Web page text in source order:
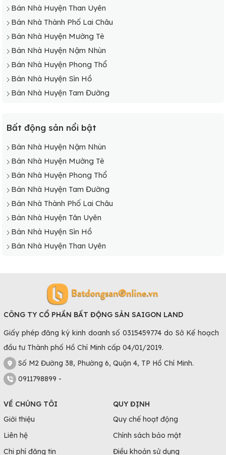
Bán Nhà Huyện Than Uyên
Bán Nhà Thành Phố Lai Châu
Bán Nhà Huyện Mường Tè
Bán Nhà Huyện Nậm Nhùn
Bán Nhà Huyện Phong Thổ
Bán Nhà Huyện Sìn Hồ
Bán Nhà Huyện Tam Đường
Bất động sản nổi bật
Bán Nhà Huyện Nậm Nhùn
Bán Nhà Huyện Mường Tè
Bán Nhà Huyện Phong Thổ
Bán Nhà Huyện Tam Đường
Bán Nhà Thành Phố Lai Châu
Bán Nhà Huyện Tân Uyên
Bán Nhà Huyện Sìn Hồ
Bán Nhà Huyện Than Uyên
CÔNG TY CỔ PHẦN BẤT ĐỘNG SẢN SAIGON LAND
Giấy phép đăng ký kinh doanh số 0315459774 do Sở Kế hoạch
đầu tư Thành phố Hồ Chí Minh cấp 04/01/2019.
Số M2 Đường 38, Phường 6, Quận 4, TP Hồ Chí Minh.
0911798899 -
VỀ CHÚNG TÔI
Giới thiệu
Liên hệ
Chi phí đăng tin
QUY ĐỊNH
Quy chế hoạt động
Chính sách bảo mật
Điều khoản sử dụng